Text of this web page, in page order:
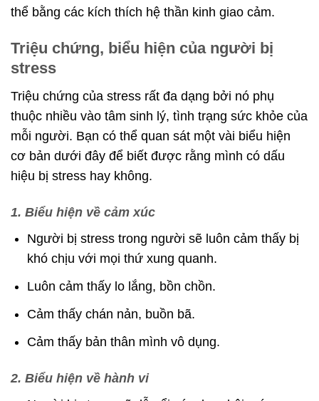
thể bằng các kích thích hệ thần kinh giao cảm.
Triệu chứng, biểu hiện của người bị
stress
Triệu chứng của stress rất đa dạng bởi nó phụ
thuộc nhiều vào tâm sinh lý, tình trạng sức khỏe của
mỗi người. Bạn có thể quan sát một vài biểu hiện
cơ bản dưới đây để biết được rằng mình có dấu
hiệu bị stress hay không.
1. Biểu hiện về cảm xúc
Người bị stress trong người sẽ luôn cảm thấy bị
khó chịu với mọi thứ xung quanh.
Luôn cảm thấy lo lắng, bồn chồn.
Cảm thấy chán nản, buồn bã.
Cảm thấy bản thân mình vô dụng.
2. Biểu hiện về hành vi